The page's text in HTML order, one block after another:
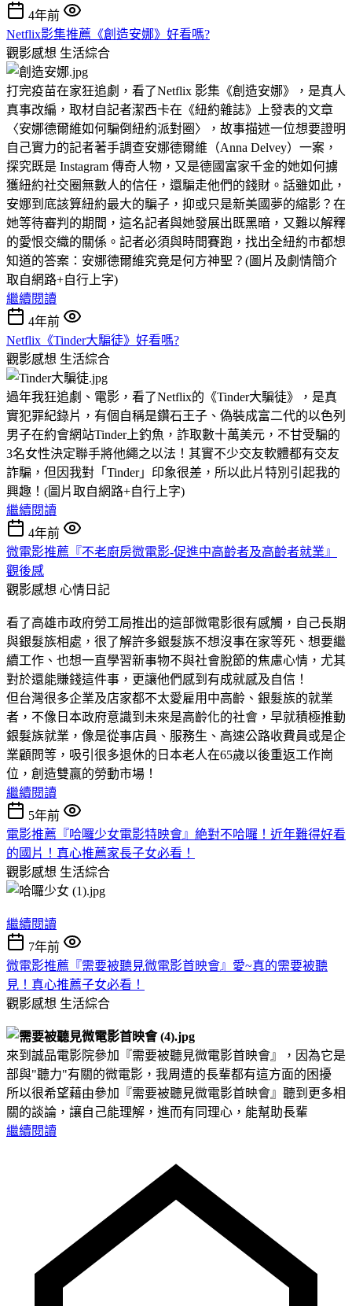
4年前
Netflix影集推薦《創造安娜》好看嗎?
觀影感想 生活綜合
打完疫苗在家狂追劇，看了Netflix 影集《創造安娜》，是真人
真事改編，取材自記者潔西卡在《紐約雜誌》上發表的文章
〈安娜德爾維如何騙倒紐約派對圈〉，故事描述一位想要證明
自己實力的記者著手調查安娜德爾維（Anna Delvey）一案，
探究既是 Instagram 傳奇人物，又是德國富家千金的她如何擄
獲紐約社交圈無數人的信任，還騙走他們的錢財。話雖如此，
安娜到底該算紐約最大的騙子，抑或只是新美國夢的縮影？在
她等待審判的期間，這名記者與她發展出既黑暗，又難以解釋
的愛恨交織的關係。記者必須與時間賽跑，找出全紐約市都想
知道的答案：安娜德爾維究竟是何方神聖？(圖片及劇情簡介
取自網路+自行上字)
繼續閱讀
4年前
Netflix《Tinder大騙徒》好看嗎?
觀影感想 生活綜合
過年我狂追劇、電影，看了Netflix的《Tinder大騙徒》，是真
實犯罪紀錄片，有個自稱是鑽石王子、偽裝成富二代的以色列
男子在約會網站Tinder上釣魚，詐取數十萬美元，不甘受騙的
3名女性決定聯手將他繩之以法！其實不少交友軟體都有交友
詐騙，但因我對「Tinder」印象很差，所以此片特別引起我的
興趣！(圖片取自網路+自行上字)
繼續閱讀
4年前
微電影推薦『不老廚房微電影-促進中高齡者及高齡者就業』
觀後感
觀影感想 心情日記
看了高雄市政府勞工局推出的這部微電影很有感觸，自己長期
與銀髮族相處，很了解許多銀髮族不想沒事在家等死、想要繼
續工作、也想一直學習新事物不與社會脫節的焦慮心情，尤其
對於還能賺錢這件事，更讓他們感到有成就感及自信！
但台灣很多企業及店家都不太愛雇用中高齡、銀髮族的就業
者，不像日本政府意識到未來是高齡化的社會，早就積極推動
銀髮族就業，像是從事店員、服務生、高速公路收費員或是企
業顧問等，吸引很多退休的日本老人在65歲以後重返工作崗
位，創造雙贏的勞動市場！
繼續閱讀
5年前
電影推薦『哈囉少女電影特映會』絶對不哈囉！近年難得好看
的國片！真心推薦家長子女必看！
觀影感想 生活綜合
繼續閱讀
7年前
微電影推薦『需要被聽見微電影首映會』愛~真的需要被聽
見！真心推薦子女必看！
觀影感想 生活綜合
來到誠品電影院參加『需要被聽見微電影首映會』，因為它是
部與"聽力"有關的微電影，我周遭的長輩都有這方面的困擾
所以很希望藉由參加『需要被聽見微電影首映會』聽到更多相
關的談論，讓自己能理解，進而有同理心，能幫助長輩
繼續閱讀